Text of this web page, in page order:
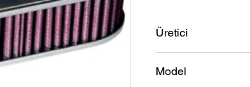
Üretici
Model